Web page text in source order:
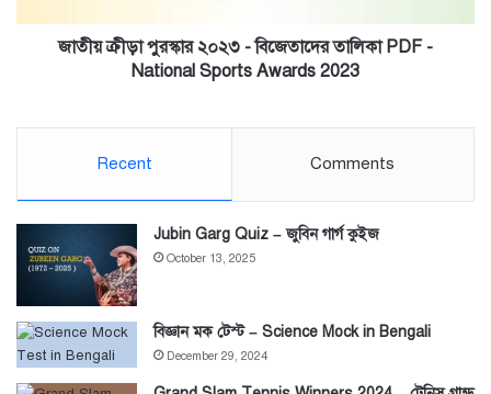
-
Nationalজাতীয় ক্রীড়া পুরস্কার ২০২৩ - বিজেতাদের তালিকা PDF -
National Sports Awards 2023
Recent Comments
Jubin Garg Quiz – জুবিন গার্গ কুইজ
October 13, 2025
বিজ্ঞান মক টেস্ট – Science Mock in Bengali
December 29, 2024